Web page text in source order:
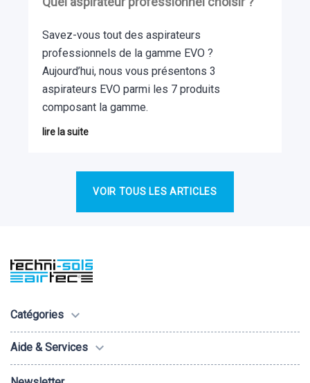
Savez-vous tout des aspirateurs
professionnels de la gamme EVO ?
Aujourd’hui, nous vous présentons 3
aspirateurs EVO parmi les 7 produits
composant la gamme.
lire la suite
VOIR TOUS LES ARTICLES
Catégories 
Aide & Services 